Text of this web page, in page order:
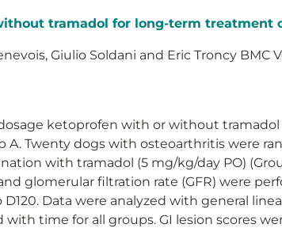
tramadol for long-term
Giulio Soldani and Eric Troncy BMC
ketoprofen with or without
A. Twenty dogs with osteoarthritis were
with tramadol (5 mg/kg/day PO)
glomerular filtration rate (GFR) were
Data were analyzed with general
time for all groups. GI lesion scores